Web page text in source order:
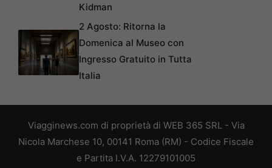
Kidman
2 Agosto: Ritorna la
Domenica al Museo con
Ingresso Gratuito in Tutta
Italia
Viagginews.com di proprietà di WEB 365 SRL - Via
Nicola Marchese 10, 00141 Roma (RM) - Codice Fiscale
e Partita I.V.A. 12279101005